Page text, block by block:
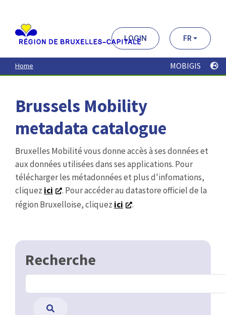
contenu
principal
LOGIN FR
Home MOBIGIS
Brussels Mobility
metadata catalogue
Bruxelles Mobilité vous donne accès à ses données et
aux données utilisées dans ses applications. Pour
télécharger les métadonnées et plus d'infomations,
cliquez ici
. Pour accéder au datastore officiel de la
région Bruxelloise, cliquez ici .
Recherche